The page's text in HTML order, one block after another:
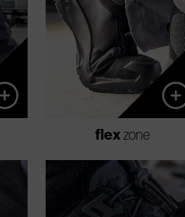
a középtalp kialakításában
a talp fokozott
rugalmassága érdekében
az elülső lábfej
behajlításakor és a
kényelem javítása térdelve
végzett tevékenységek
során.
flex zone
A kültéri munkavégzésből
ismert: a ripstop könnyű,